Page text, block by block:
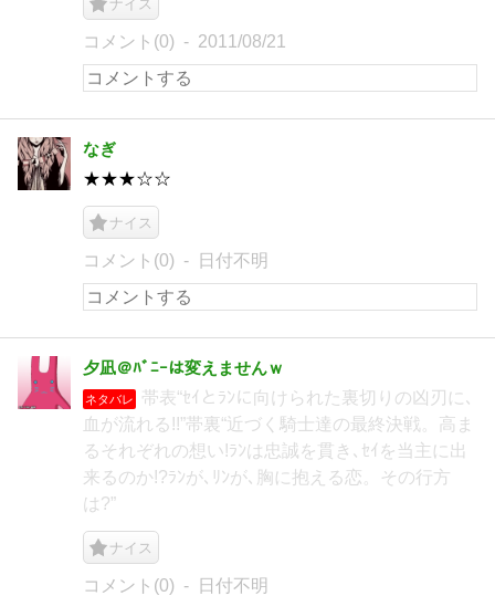
ナイス
コメント(0) 2011/08/21
なぎ
★★★☆☆
ナイス
コメント(0) 日付不明
夕凪＠ﾊﾞﾆｰは変えませんｗ
ネタバレ
帯表“ｾｲとﾗﾝに向けられた裏切りの凶刃に､
血が流れる!!”帯裏“近づく騎士達の最終決戦。高ま
るそれぞれの想い!ﾗﾝは忠誠を貫き､ｾｲを当主に出
来るのか!?ﾗﾝが､ﾘﾝが､胸に抱える恋。その行方
は?”
ナイス
コメント(0) 日付不明